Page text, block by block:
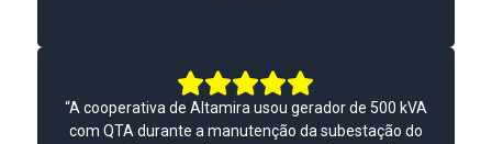
“A cooperativa de Altamira usou gerador de 500 kVA
com QTA durante a manutenção da subestação do